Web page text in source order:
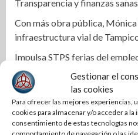
Gestionar el
las cookies
Para ofrecer las mejores experiencias,
cookies para almacenar y/o acceder a
consentimiento de estas tecnologías
comportamiento de navegación o las
Transparencia y finanzas
Con más obra pública,
infraestructura vial de
Impulsa STPS ferias del
regiones de Tamaulipas
Impulsa Tamaulipas
programa “De Tamaulipas
es para ti”